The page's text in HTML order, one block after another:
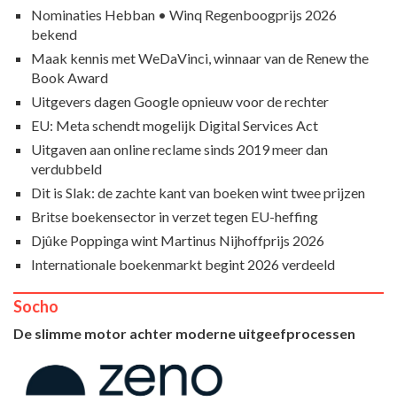
Nominaties Hebban • Winq Regenboogprijs 2026
bekend
Maak kennis met WeDaVinci, winnaar van de Renew the
Book Award
Uitgevers dagen Google opnieuw voor de rechter
EU: Meta schendt mogelijk Digital Services Act
Uitgaven aan online reclame sinds 2019 meer dan
verdubbeld
Dit is Slak: de zachte kant van boeken wint twee prijzen
Britse boekensector in verzet tegen EU-heffing
Djûke Poppinga wint Martinus Nijhoffprijs 2026
Internationale boekenmarkt begint 2026 verdeeld
Socho
De slimme motor achter moderne uitgeefprocessen